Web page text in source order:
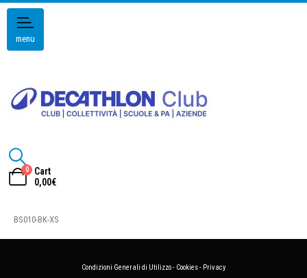
menu
0
Cart
0,00€
BS010-BK-XS
Condizioni Generali di Utilizzo- Cookies- Privacy